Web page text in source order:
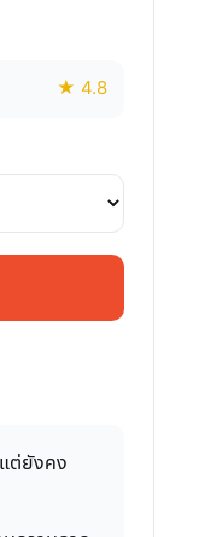
★ 4.8
ต่ยังคง